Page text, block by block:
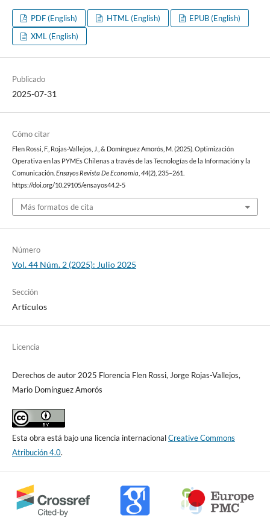
PDF (English) HTML (English)
EPUB (English)
XML (English)
Publicado
2025-07-31
Cómo citar
Flen Rossi, F., Rojas-Vallejos, J., & Domínguez Amorós, M. (2025). Optimización
Operativa en las PYMEs Chilenas a través de las Tecnologías de la Información y la
Comunicación. Ensayos Revista De Economía 44(2), 235–261.
https://doi.org/10.29105/ensayos44.2-5
Más formatos de cita
Número
Vol. 44 Núm. 2 (2025): Julio 2025
Sección
Artículos
Licencia
Derechos de autor 2025 Florencia Flen Rossi, Jorge Rojas-Vallejos,
Mario Domínguez Amorós
Esta obra está bajo una licencia internacionalCreative Commons
Atribución 4.0.